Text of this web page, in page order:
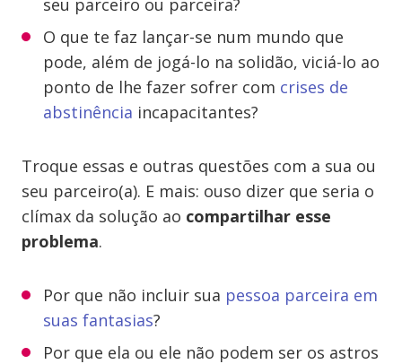
seu parceiro ou parceira?
O que te faz lançar-se num mundo que
pode, além de jogá-lo na solidão, viciá-lo ao
ponto de lhe fazer sofrer com crises de
abstinência incapacitantes?
Troque essas e outras questões com a sua ou
seu parceiro(a). E mais: ouso dizer que seria o
clímax da solução ao compartilhar esse
problema.
Por que não incluir sua pessoa parceira em
suas fantasias?
Por que ela ou ele não podem ser os astros